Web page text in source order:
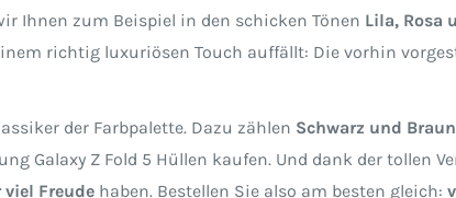
Ihnen zum Beispiel in den schicken Tönen Lila, Rosa
richtig luxuriösen Touch auffällt: Die vorhin
der Farbpalette. Dazu zählen Schwarz und
Galaxy Z Fold 5 Hüllen kaufen. Und dank der tollen
viel Freude haben. Bestellen Sie also am besten gleich: